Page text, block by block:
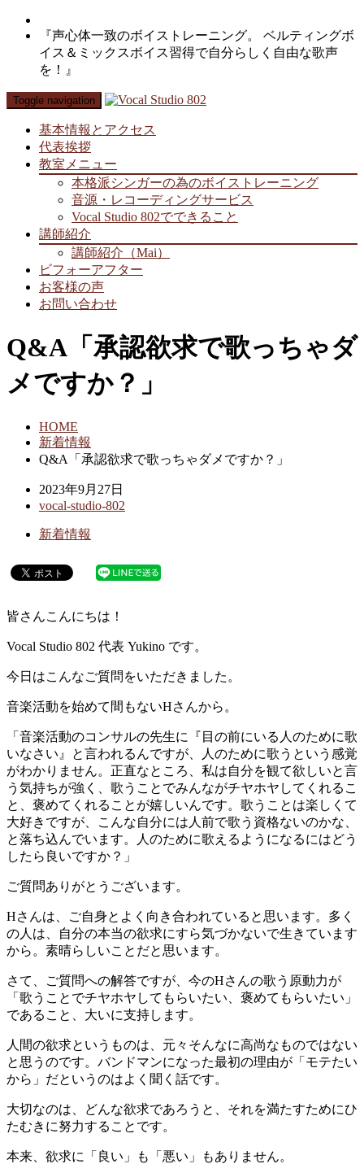
『声心体一致のボイストレーニング。 ベルティングボ
イス＆ミックスボイス習得で自分らしく自由な歌声
を！』
Toggle navigation
基本情報とアクセス
代表挨拶
教室メニュー
本格派シンガーの為のボイストレーニング
音源・レコーディングサービス
Vocal Studio 802でできること
講師紹介
講師紹介（Mai）
ビフォーアフター
お客様の声
お問い合わせ
Q&A「承認欲求で歌っちゃダ
メですか？」
HOME
新着情報
Q&A「承認欲求で歌っちゃダメですか？」
2023年9月27日
vocal-studio-802
新着情報
皆さんこんにちは！
Vocal Studio 802 代表 Yukino です。
今日はこんなご質問をいただきました。
音楽活動を始めて間もないHさんから。
「音楽活動のコンサルの先生に『目の前にいる人のために歌
いなさい』と言われるんですが、人のために歌うという感覚
がわかりません。正直なところ、私は自分を観て欲しいと言
う気持ちが強く、歌うことでみんながチヤホヤしてくれるこ
と、褒めてくれることが嬉しいんです。歌うことは楽しくて
大好きですが、こんな自分には人前で歌う資格ないのかな、
と落ち込んでいます。人のために歌えるようになるにはどう
したら良いですか？」
ご質問ありがとうございます。
Hさんは、ご自身とよく向き合われていると思います。多く
の人は、自分の本当の欲求にすら気づかないで生きています
から。素晴らしいことだと思います。
さて、ご質問への解答ですが、今のHさんの歌う原動力が
「歌うことでチヤホヤしてもらいたい、褒めてもらいたい」
であること、大いに支持します。
人間の欲求というものは、元々そんなに高尚なものではない
と思うのです。バンドマンになった最初の理由が「モテたい
から」だというのはよく聞く話です。
大切なのは、どんな欲求であろうと、それを満たすためにひ
たむきに努力することです。
本来、欲求に「良い」も「悪い」もありません。